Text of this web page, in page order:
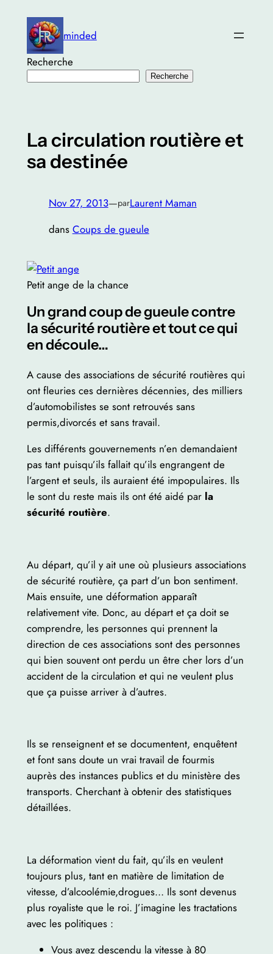
contenu
minded
Recherche
Recherche
La circulation routière et
sa destinée
Nov 27, 2013—parLaurent Maman
dans Coups de gueule
Petit ange de la chance
Un grand coup de gueule contre
la sécurité routière et tout ce qui
en découle…
A cause des associations de sécurité routières qui
ont fleuries ces dernières décennies, des milliers
d’automobilistes se sont retrouvés sans
permis,divorcés et sans travail.
Les différents gouvernements n’en demandaient
pas tant puisqu’ils fallait qu’ils engrangent de
l’argent et seuls, ils auraient été impopulaires. Ils
le sont du reste mais ils ont été aidé par la
sécurité routière.
Au départ, qu’il y ait une où plusieurs associations
de sécurité routière, ça part d’un bon sentiment.
Mais ensuite, une déformation apparaît
relativement vite. Donc, au départ et ça doit se
comprendre, les personnes qui prennent la
direction de ces associations sont des personnes
qui bien souvent ont perdu un être cher lors d’un
accident de la circulation et qui ne veulent plus
que ça puisse arriver à d’autres.
Ils se renseignent et se documentent, enquêtent
et font sans doute un vrai travail de fourmis
auprès des instances publics et du ministère des
transports. Cherchant à obtenir des statistiques
détaillées.
La déformation vient du fait, qu’ils en veulent
toujours plus, tant en matière de limitation de
vitesse, d’alcoolémie,drogues… Ils sont devenus
plus royaliste que le roi. J’imagine les tractations
avec les politiques :
Vous avez descendu la vitesse à 80